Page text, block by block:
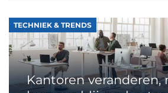
TECHNIEK & TRENDS
Kantoren veranderen,